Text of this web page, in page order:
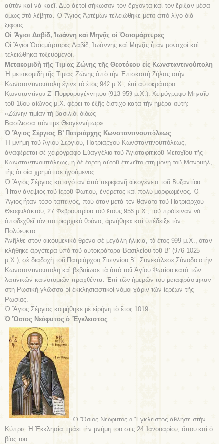
αὐτὸν καὶ νὰ καεῖ. Δυὸ ἀετοὶ σήκωσαν τὸν ἄρχοντα καὶ τὸν ἔριξαν μέσα
ὅμως στὸ λέβητα. Ὁ Ἅγιος Ἀρτέμων τελειώθηκε μετὰ ἀπὸ λίγο διὰ
ξίφους.
Οἱ Ἅγιοι Δαβίδ, Ἰωάννη καὶ Μηνᾷς οἱ Ὁσιομάρτυρες
Οἱ Ἅγιοι Ὁσιομάρτυρες Δαβίδ, Ἰωάννης καὶ Μηνᾷς ἦταν μοναχοὶ καὶ
τελειώθηκα τοξευόμενοι.
Μετακομιδὴ τῆς Τιμίας Ζώνης τῆς Θεοτόκου εἰς Κωνσταντινούπολη
Ἡ μετακομιδὴ τῆς Τιμίας Ζώνης ἀπὸ τὴν Ἐπισκοπὴ Ζήλας στὴν
Κωνσταντινούπολη ἔγινε τὸ ἔτος 942 μ.Χ., ἐπὶ αὐτοκράτορα
Κωνσταντίνου Ζ’ Πορφυρογέννητου (913-959 μ.Χ.). Χειρόγραφο Μηναῖο
τοῦ 16ου αἰῶνος μ.Χ. φέρει τὸ ἑξῆς δίστιχο κατὰ τὴν ἡμέρα αὐτή:
«Ζώνην τιμίαν τὴ βασιλίδι δίδως
Βασίλισσα πάντιμε Θεογεννήτωρ».
Ὁ Ἅγιος Σέργιος Β’ Πατριάρχης Κωνσταντινουπόλεως
Ἡ μνήμη τοῦ Ἁγίου Σεργίου, Πατριάρχου Κωνσταντινουπόλεως,
ἀναφέρεται σὲ χειρόγραφο Εὐαγγέλιο τοῦ Ἁγιοταφιτικοῦ Μετοχῖου τῆς
Κωνσταντινουπόλεως, ἡ δὲ ἑορτὴ αὐτοῦ ἐτελεῖτο στὴ μονὴ τοῦ Μανουήλ,
τῆς ὁποία χρημάτισε ἡγούμενος.
Ὁ Ἅγιος Σέργιος καταγόταν ἀπὸ περιφανῆ οἰκογένεια τοῦ Βυζαντίου.
Ἦταν ἀνεψιὸς τοῦ ἱεροῦ Φωτίου, ἐνάρετος καὶ πολὺ μορφωμένος. Ὁ
Ἅγιος ἦταν τόσο ταπεινός, ποὺ ὅταν μετὰ τὸν θάνατο τοῦ Πατριάρχου
Θεοφυλάκτου, 27 Φεβρουαρίου τοῦ ἔτους 956 μ.Χ., τοῦ πρότειναν νὰ
ἀποδεχθεῖ τὸν πατριαρχικὸ θρόνο, ἀρνήθηκε καὶ ὑπέδειξε τὸν
Πολύευκτο.
Ἀνῆλθε στὸν οἰκουμενικὸ θρόνο σὲ μεγάλη ἡλικία, τὸ ἔτος 999 μ.Χ., ὅταν
κλήθηκε ἀργότερα ὑπὸ τοῦ αὐτοκράτορα Βασιλείου τοῦ Β’ (976-1025
μ.Χ.), σὲ διαδοχὴ τοῦ Πατριάρχου Σισιννίου Β’. Συνεκάλεσε Σύνοδο στὴν
Κωνσταντινούπολη καὶ βεβαίωσε τὰ ὑπὸ τοῦ Ἁγίου Φωτίου κατὰ τῶν
λατινικῶν καινοτομιῶν πραχθέντα. Ἐπὶ τῶν ἡμερῶν του μεταφράστηκαν
στὴ Ρωσικὴ γλῶσσα οἱ ἐκκλησιαστικοὶ νόμοι χάριν τῶν ἱερέων τῆς
Ρωσίας.
Ὁ Ἅγιος Σέργιος κοιμήθηκε μὲ εἰρήνη τὸ ἔτος 1019.
Ὁ Ὅσιος Νεόφυτος ὁ Ἔγκλειστος
Ὁ Ὅσιος Νεόφυτος ὁ Ἔγκλειστος ἄθλησε στὴν
Κύπρο. Ἡ Ἐκκλησία τιμάει τὴν μνήμη του στὶς 24 Ἰανουαρίου, ὅπου καὶ ὁ
βίος του.